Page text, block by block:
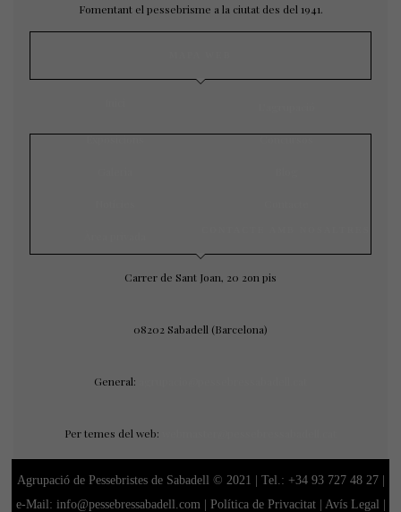
Fomentant el pessebrisme a la ciutat des del 1941.
Exposicions Concursos
Carrer de Sant Joan, 20 2on pis
08202 Sabadell (Barcelona)
General:
Per temes del web:
Agrupació de Pessebristes de Sabadell © 2021 | Tel.: +34 93 727 48 27|
e-Mail: info@pessebressabadell.com | Política de Privacitat| Avís Legal